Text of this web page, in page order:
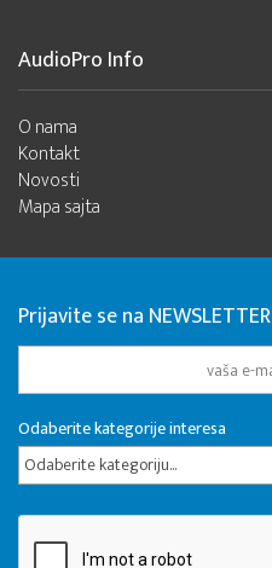
AudioPro Info
O nama
Kontakt
Novosti
Mapa sajta
Prijavite se na NEWSLETTER
Odaberite kategorije interesa
Odaberite kategoriju...